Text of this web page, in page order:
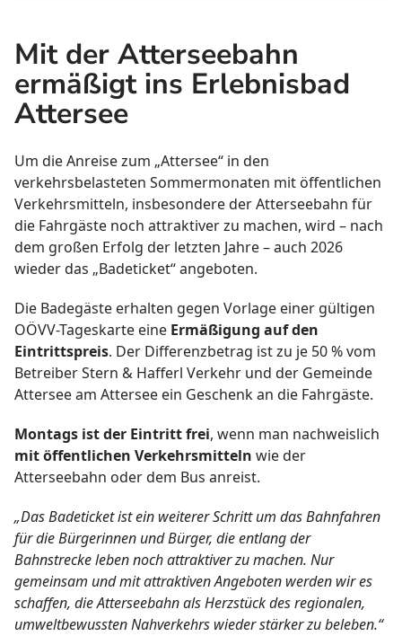
Mit der Atterseebahn
ermäßigt ins Erlebnisbad
Attersee
Um die Anreise zum „Attersee“ in den
verkehrsbelasteten Sommermonaten mit öffentlichen
Verkehrsmitteln, insbesondere der Atterseebahn für
die Fahrgäste noch attraktiver zu machen, wird – nach
dem großen Erfolg der letzten Jahre – auch 2026
wieder das „Badeticket“ angeboten.
Die Badegäste erhalten gegen Vorlage einer gültigen
OÖVV-Tageskarte eine Ermäßigung auf den
Eintrittspreis. Der Differenzbetrag ist zu je 50 % vom
Betreiber Stern & Hafferl Verkehr und der Gemeinde
Attersee am Attersee ein Geschenk an die Fahrgäste.
Montags ist der Eintritt frei, wenn man nachweislich
mit öffentlichen Verkehrsmitteln wie der
Atterseebahn oder dem Bus anreist.
„Das Badeticket ist ein weiterer Schritt um das Bahnfahren
für die Bürgerinnen und Bürger, die entlang der
Bahnstrecke leben noch attraktiver zu machen. Nur
gemeinsam und mit attraktiven Angeboten werden wir es
schaffen, die Atterseebahn als Herzstück des regionalen,
umweltbewussten Nahverkehrs wieder stärker zu beleben.“